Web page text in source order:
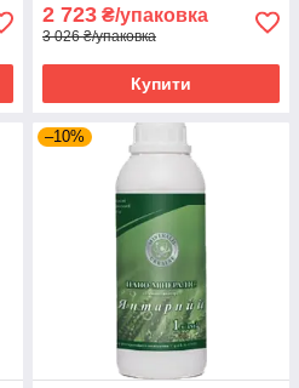
2 723 ₴/упаковка
3 026 ₴/упаковка
Купити
–10%